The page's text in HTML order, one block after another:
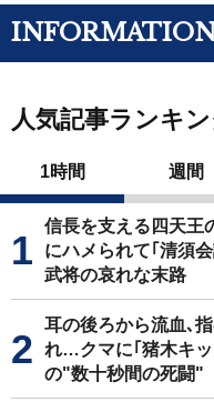
人気記事ランキ
1時間 週間
信長を支える四天
にハメられて｢清須
武将の哀れな末路
耳の後ろから流血､
れ…クマに｢猪木キ
の"数十秒間の死闘"